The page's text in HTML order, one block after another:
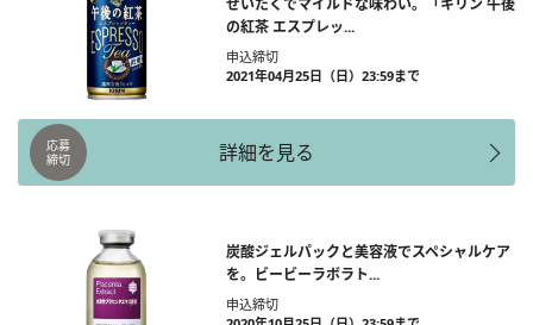
ぜいたくでマイルドな味わい。「キリン 午後
の紅茶 エスプレッ...
申込締切
2021年04月25日（日）23:59まで
詳細を見る
応募
締切
炭酸ジェルパックと美容液でスペシャルケア
を。ビービーラボラト...
申込締切